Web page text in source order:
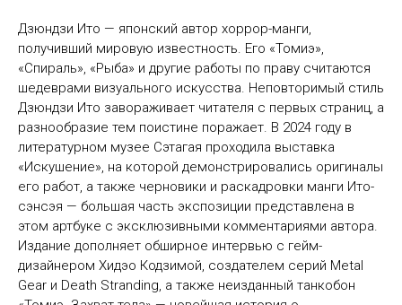
Дзюндзи Ито — японский автор хоррор-манги,
получивший мировую известность. Его «Томиэ»,
«Спираль», «Рыба» и другие работы по праву считаются
шедеврами визуального искусства. Неповторимый стиль
Дзюндзи Ито завораживает читателя с первых страниц, а
разнообразие тем поистине поражает. В 2024 году в
литературном музее Сэтагая проходила выставка
«Искушение», на которой демонстрировались оригиналы
его работ, а также черновики и раскадровки манги Ито-
сэнсэя — большая часть экспозиции представлена в
этом артбуке с эксклюзивными комментариями автора.
Издание дополняет обширное интервью с гейм-
дизайнером Хидэо Кодзимой, создателем серий Metal
Gear и Death Stranding, а также неизданный танкобон